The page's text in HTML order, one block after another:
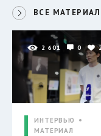
ВСЕ
2 601 0
ИНТЕРВЬЮ
МАТЕРИАЛ